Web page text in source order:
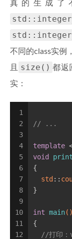
真的生成了
不同的class实例
且 size() 都返
实：
1
2
3
4
5
6
7
8
9
10
11
12
// ...
template
void
{
std ::
}
int main()
{
//打印